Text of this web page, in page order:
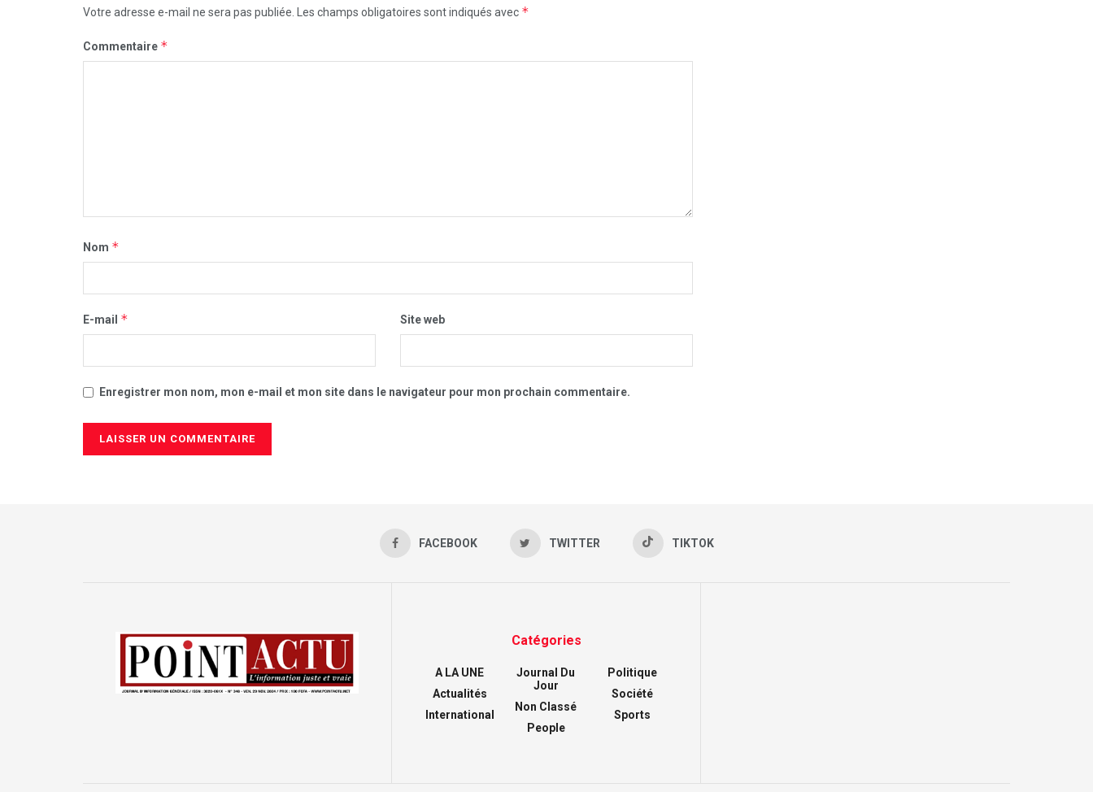
Votre adresse e-mail ne sera pas publiée. Les champs obligatoires sont indiqués avec *
Commentaire *
Nom *
E-mail * Site web
Enregistrer mon nom, mon e-mail et mon site dans le navigateur pour mon prochain commentaire.
FACEBOOK TWITTER TIKTOK
Catégories
A LA UNE
Actualités
International
Journal Du
Jour
Non Classé
People
Politique
Société
Sports